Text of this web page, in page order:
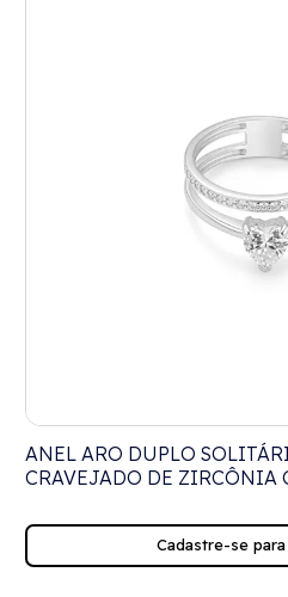
ANEL ARO DUPLO
CRAVEJADO DE ZIRCÔNIA
Cadastre-se